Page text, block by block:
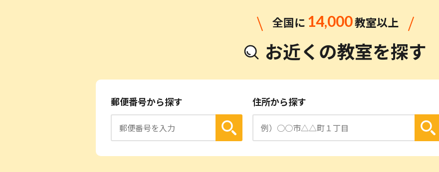
全国に 14,000教室以上
お近くの教室を探す
郵便番号から探す 住所から探す